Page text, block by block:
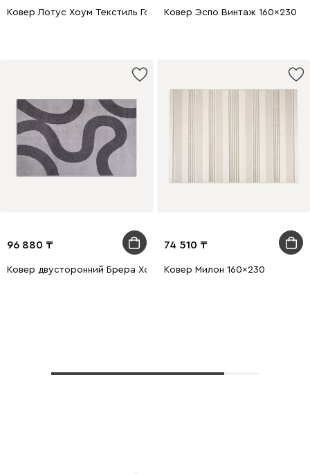
Ковер Лотус Хоум Текстиль Голубой 160x230Ковер Эспо Винтаж 160x230
96 880
Ковер двусторонний Брера Хоум Текстиль Темно-Серый
74 510
Ковер Милон 160x230